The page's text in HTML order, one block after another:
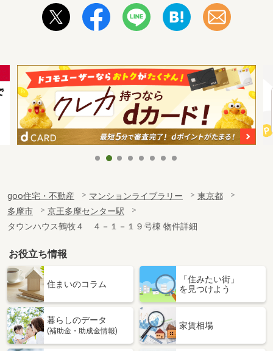
goo住宅・不動産 マンションライブラリー
東京都
多摩市
京王多摩センター駅
タウンハウス鶴牧４ ４－１－１９号棟 物件詳細
お役立ち情報
住まいのコラム
「住みたい街」
を見つけよう
暮らしのデータ
(補助金・助成金情報)
家賃相場